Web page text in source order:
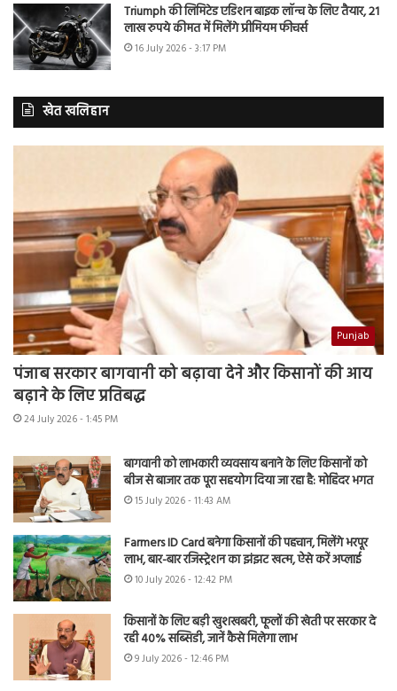
Triumph की लिमिटेड एडिशन बाइक लॉन्च के लिए तैयार, 21
लाख रुपये कीमत में मिलेंगे प्रीमियम फीचर्स
16 July 2026 - 3:17 PM
खेत खलिहान
Punjab
पंजाब सरकार बागवानी को बढ़ावा देने और किसानों की आय
बढ़ाने के लिए प्रतिबद्ध
24 July 2026 - 1:45 PM
बागवानी को लाभकारी व्यवसाय बनाने के लिए किसानों को
बीज से बाजार तक पूरा सहयोग दिया जा रहा है: मोहिंदर भगत
15 July 2026 - 11:43 AM
Farmers ID Card बनेगा किसानों की पहचान, मिलेंगे भरपूर
लाभ, बार-बार रजिस्ट्रेशन का झंझट खत्म, ऐसे करें अप्लाई
10 July 2026 - 12:42 PM
किसानों के लिए बड़ी खुशखबरी, फूलों की खेती पर सरकार दे
रही 40% सब्सिडी, जानें कैसे मिलेगा लाभ
9 July 2026 - 12:46 PM